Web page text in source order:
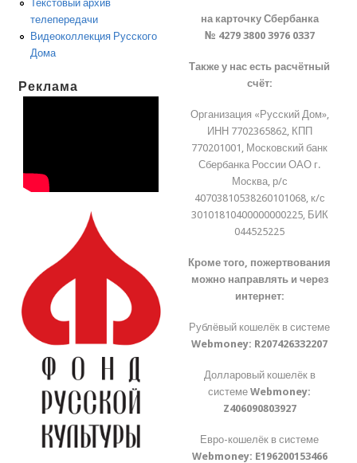
Текстовый архив
телепередачи
Видеоколлекция Русского
Дома
Реклама
на карточку Сбербанка
№ 4279 3800 3976 0337
Также у нас есть расчётный
счёт:
Организация «Русский Дом»,
ИНН 7702365862, КПП
770201001, Московский банк
Сбербанка России ОАО г.
Москва, р/с
40703810538260101068, к/с
30101810400000000225, БИК
044525225
Кроме того, пожертвования
можно направлять и через
интернет:
Рублёвый кошелёк в системе
Webmoney: R207426332207
Долларовый кошелёк в
системеWebmoney:
Z406090803927
Евро-кошелёк в системе
Webmoney: E196200153466